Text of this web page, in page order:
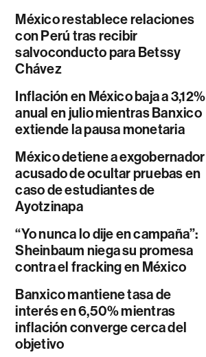
México restablece relaciones
con Perú tras recibir
salvoconducto para Betssy
Chávez
Inflación en México baja a 3,12%
anual en julio mientras Banxico
extiende la pausa monetaria
México detiene a exgobernador
acusado de ocultar pruebas en
caso de estudiantes de
Ayotzinapa
“Yo nunca lo dije en campaña”:
Sheinbaum niega su promesa
contra el fracking en México
Banxico mantiene tasa de
interés en 6,50% mientras
inflación converge cerca del
objetivo